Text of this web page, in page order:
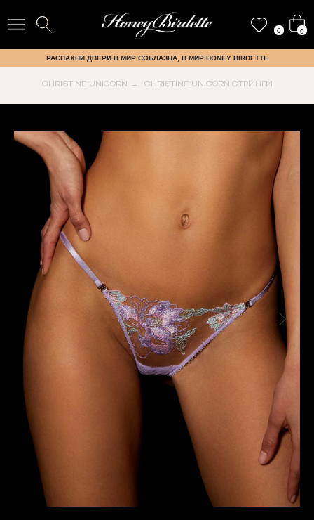
0 0
РАСПАХНИ ДВЕРИ В МИР СОБЛАЗНА, В МИР HONEY BIRDETTE
CHRISTINE UNICORN → CHRISTINE UNICORN СТРИНГИ